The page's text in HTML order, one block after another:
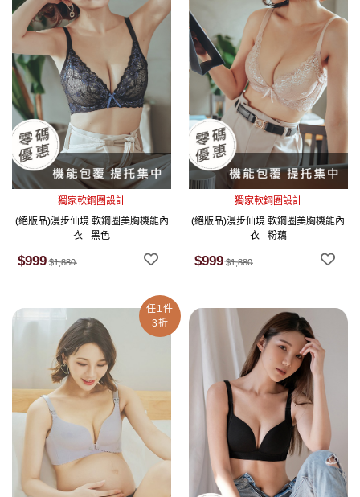
獨家軟鋼圈設計
(絕版品)漫步仙境 軟鋼圈美胸機能內
衣 - 黑色
$999 $1,880
獨家軟鋼圈設計
(絕版品)漫步仙境 軟鋼圈美胸機能內
衣 - 粉藕
$999 $1,880
任1件
3折